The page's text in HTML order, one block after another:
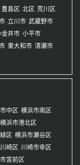
豊島区 北区 荒川区
立川市 武蔵野市
金井市 小平市
東大和市 清瀬市
中区 横浜市南区
横浜市港北区
区 横浜市瀬谷区
崎区 川崎市幸区
宮前区